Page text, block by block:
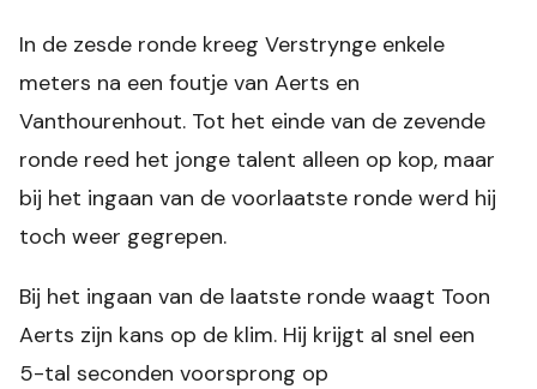
In de zesde ronde kreeg Verstrynge enkele
meters na een foutje van Aerts en
Vanthourenhout. Tot het einde van de zevende
ronde reed het jonge talent alleen op kop, maar
bij het ingaan van de voorlaatste ronde werd hij
toch weer gegrepen.
Bij het ingaan van de laatste ronde waagt Toon
Aerts zijn kans op de klim. Hij krijgt al snel een
5-tal seconden voorsprong op